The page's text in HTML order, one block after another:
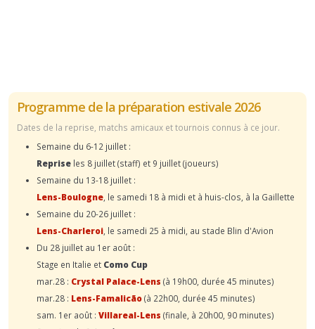
Programme de la préparation estivale 2026
Dates de la reprise, matchs amicaux et tournois connus à ce jour.
Semaine du 6-12 juillet :
Reprise les 8 juillet (staff) et 9 juillet (joueurs)
Semaine du 13-18 juillet :
Lens-Boulogne , le samedi 18 à midi et à huis-clos, à la Gaillette
Semaine du 20-26 juillet :
Lens-Charleroi , le samedi 25 à midi, au stade Blin d'Avion
Du 28 juillet au 1er août :
Stage en Italie et Como Cup
mar.28 : Crystal Palace-Lens (à 19h00, durée 45 minutes)
mar.28 : Lens-Famalicão(à 22h00, durée 45 minutes)
sam. 1er août : Villareal-Lens (finale, à 20h00, 90 minutes)